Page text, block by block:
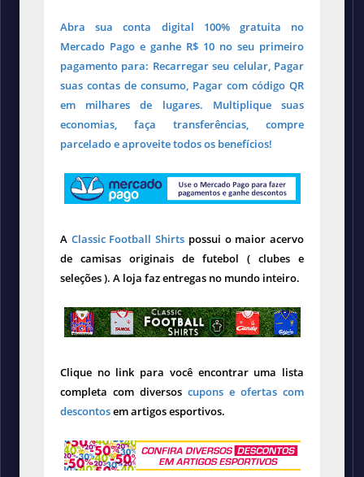
Abra sua conta digital 100% gratuita no
Mercado Pago e ganhe R$ 10 no seu primeiro
pagamento para: Recarregar seu celular, Pagar
suas contas de consumo, Pagar com código QR
em milhares de lugares. Multiplique suas
economias, faça transferências, compre
parcelado e aproveite todos os benefícios!
A Classic Football Shirts possui o maior acervo
de camisas originais de futebol ( clubes e
seleções ). A loja faz entregas no mundo inteiro.
Clique no link para você encontrar uma lista
completa com diversos cupons e ofertas com
descontosem artigos esportivos.